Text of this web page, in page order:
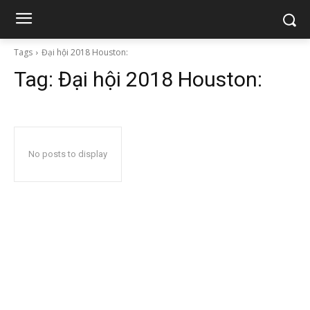
Tags Đại hội 2018 Houston:
Tag: Đại hội 2018 Houston:
No posts to display